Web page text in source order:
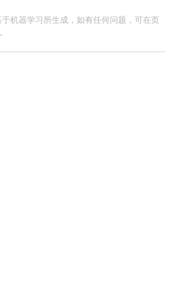
机器学习所生成，如有任何问题，可在页